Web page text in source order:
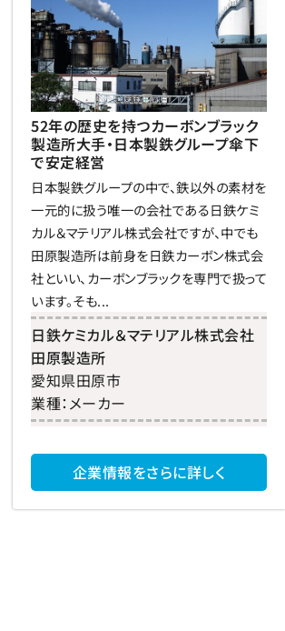
52年の歴史を持つカーボンブラック
製造所大手・日本製鉄グループ傘下
で安定経営
日本製鉄グループの中で、鉄以外の素材を
一元的に扱う唯一の会社である日鉄ケミ
カル＆マテリアル株式会社ですが、中でも
田原製造所は前身を日鉄カーボン株式会
社といい、カーボンブラックを専門で扱って
います。そも...
日鉄ケミカル＆マテリアル株式会社
田原製造所
愛知県田原市
業種：メーカー
企業情報をさらに詳しく